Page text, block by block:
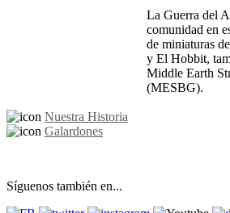
La Guerra del
comunidad en
de miniaturas
y El Hobbit,
Middle Earth
(MESBG).
Nuestra Historia
Galardones
Síguenos también en...